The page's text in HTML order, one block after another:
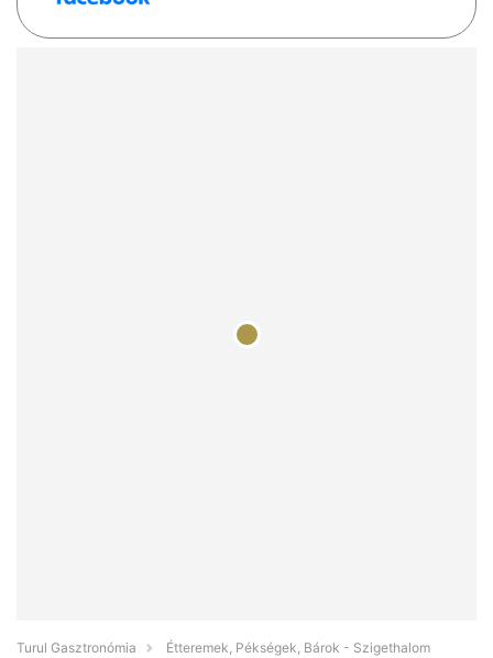
Turul Gasztronómia
Étteremek, Pékségek, Bárok - Szigethalom